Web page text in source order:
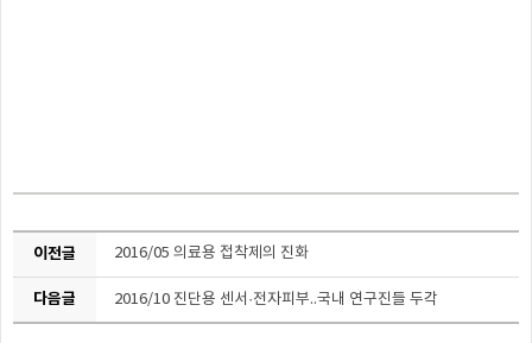
이전글 2016/05 의료용 접착제의 진화
다음글 2016/10 진단용 센서·전자피부..국내 연구진들 두각